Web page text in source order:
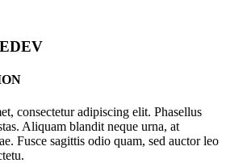
consectetur adipiscing elit. Phasellus
Aliquam blandit neque urna, at
Fusce sagittis odio quam, sed auctor leo